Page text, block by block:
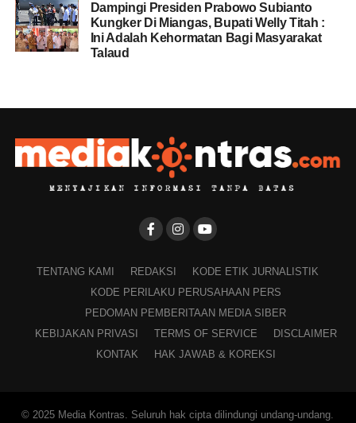
Dampingi Presiden Prabowo Subianto
Kungker Di Miangas, Bupati Welly Titah :
Ini Adalah Kehormatan Bagi Masyarakat
Talaud
TENTANG KAMI REDAKSI
KODE ETIK JURNALISTIK
KODE PERILAKU PERUSAHAAN PERS
PEDOMAN PEMBERITAAN MEDIA SIBER
KEBIJAKAN PRIVASI
TERMS OF SERVICE
DISCLAIMER
KONTAK
HAK JAWAB & KOREKSI
© 2025 Media Kontras. Seluruh hak cipta dilindungi undang-undang.